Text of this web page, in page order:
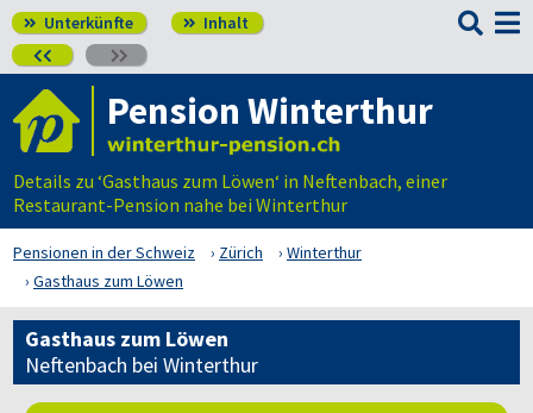
 Unterkünfte  Inhalt
 

Pension Winterthur
Details zu ‘Gasthaus zum Löwen‘ in Neftenbach, einer
Restaurant-Pension nahe bei Winterthur
Pensionen in der Schweiz Zürich
Winterthur
Gasthaus zum Löwen
Gasthaus zum Löwen
Neftenbach bei Winterthur